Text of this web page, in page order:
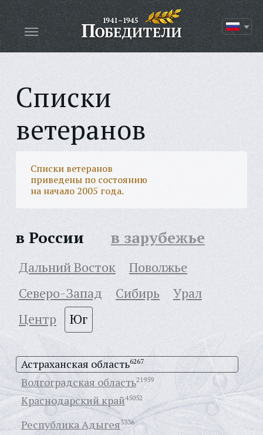
Списки
ветеранов
Списки ветеранов
приведены по состоянию
на начало 2005 года.
в России в зарубежье
Дальний Восток
Поволжье
Северо-Запад
Сибирь
Урал
Центр
Юг
Астраханская область6267
Волгоградская область21959
Краснодарский край45052
Республика Адыгея3336